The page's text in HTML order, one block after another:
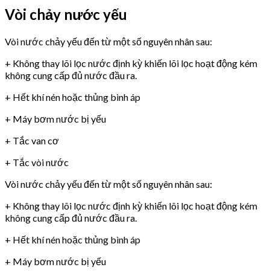
Vòi chảy nước yếu
Vòi nước chảy yếu đến từ một số nguyên nhân sau:
+ Không thay lõi lọc nước định kỳ khiến lõi lọc hoạt động kém
không cung cấp đủ nước đầu ra.
+ Hết khí nén hoặc thủng bình áp
+ Máy bơm nước bị yếu
+ Tắc van cơ
+ Tắc vòi nước
Vòi nước chảy yếu đến từ một số nguyên nhân sau:
+ Không thay lõi lọc nước định kỳ khiến lõi lọc hoạt động kém
không cung cấp đủ nước đầu ra.
+ Hết khí nén hoặc thủng bình áp
+ Máy bơm nước bị yếu